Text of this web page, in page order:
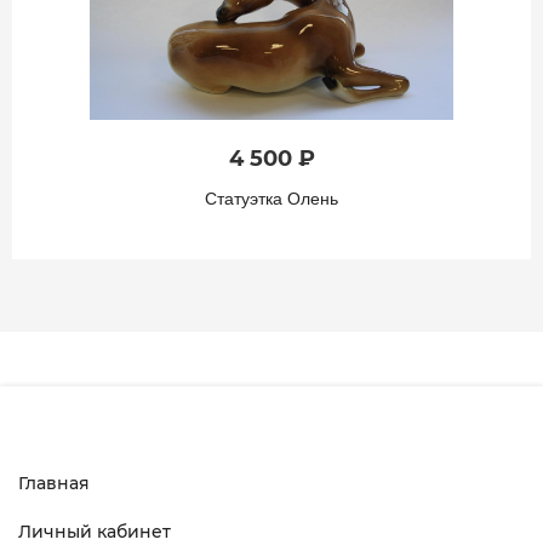
4 500 ₽
Статуэтка Олень
Главная
Личный кабинет